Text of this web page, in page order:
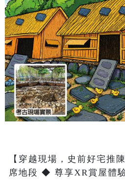
【穿越現場，史前好宅推
席地段 ◆ 尊享XR賞屋體